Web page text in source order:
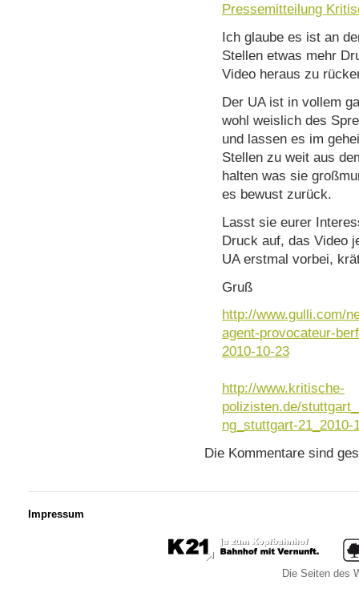
Pressemitteilung
Ich glaube es ist an
Stellen etwas mehr
Video heraus zu
Der UA ist in vollem
wohl weislich des
und lassen es im
Stellen zu weit aus
halten was sie
es bewust zurück.
Lasst sie eurer
Druck auf, das Video
UA erstmal vorbei,
Gruß
http://www.gulli.com/
agent-provocateur-
2010-10-23
http://www.kritische-
polizisten.de/
ng_stuttgart-21_2010-
Die Kommentare sind
Impressum
Die Seiten des